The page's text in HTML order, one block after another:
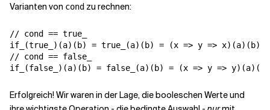
Varianten von cond zu rechnen:
// cond == true_
if_(true_)(a)(b) = true_(a)(b) = (x => y => x)(a)(b)
// cond == false_
Erfolgreich! Wir waren in der Lage, die booleschen Werte und